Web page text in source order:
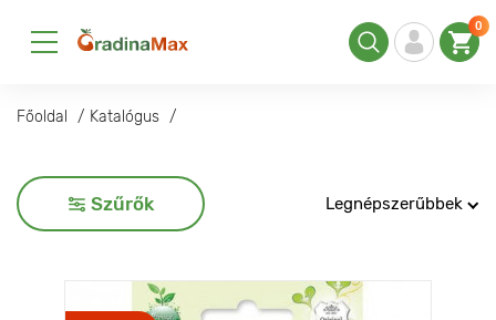
0
Főoldal Katalógus
Szűrők Legnépszerűbbek